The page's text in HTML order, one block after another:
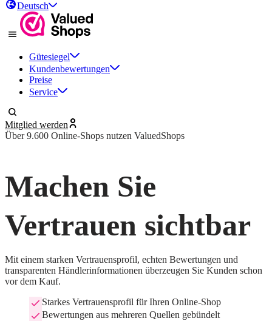
Deutsch
Gütesiegel
Kundenbewertungen
Preise
Service
Mitglied werden
Über 9.600 Online-Shops nutzen ValuedShops
Machen Sie
Vertrauen sichtbar
Mit einem starken Vertrauensprofil, echten Bewertungen und
transparenten Händlerinformationen überzeugen Sie Kunden schon
vor dem Kauf.
Starkes Vertrauensprofil für Ihren Online-Shop
Bewertungen aus mehreren Quellen gebündelt